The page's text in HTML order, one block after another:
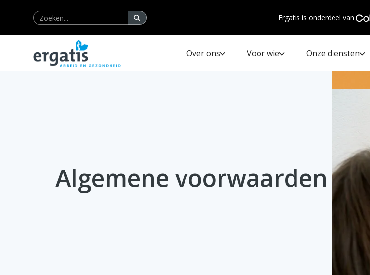
Ergatis is onderdeel van
Over ons Voor wie Onze diensten
Algemene voorwaarden